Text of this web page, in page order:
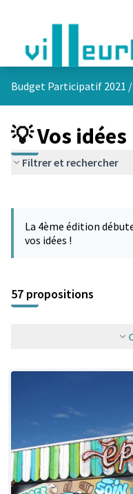
Budget Participatif 2021 /
💡 Vos idées
Filtrer et rechercher
La 4ème édition
vos idées !
57 propositions